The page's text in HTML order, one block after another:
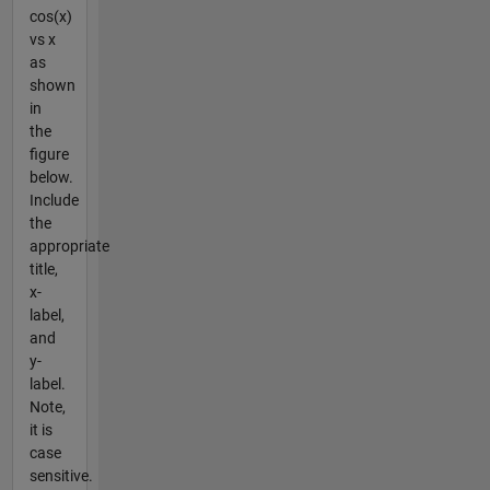
cos(x)
vs x
as
shown
in
the
figure
below.
Include
the
appropriate
title,
x-
label,
and
y-
label.
Note,
it is
case
sensitive.